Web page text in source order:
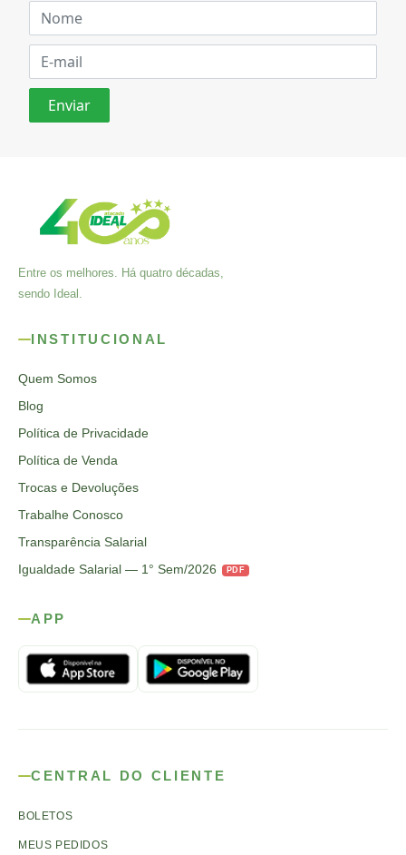
Entre os melhores. Há quatro décadas,
sendo Ideal.
INSTITUCIONAL
Quem Somos
Blog
Política de Privacidade
Política de Venda
Trocas e Devoluções
Trabalhe Conosco
Transparência Salarial
Igualdade Salarial — 1° Sem/2026
PDF
APP
CENTRAL DO CLIENTE
BOLETOS
MEUS PEDIDOS